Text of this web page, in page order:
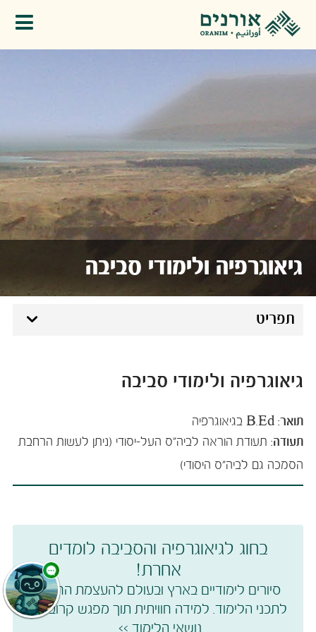
גיאוגרפיה ולימודי סביבה
תפריט
גיאוגרפיה ולימודי סביבה
תואר:B.Ed בגיאוגרפיה
תעודה: תעודת הוראה לביה"ס העל-יסודי (ניתן לעשות הרחבת
הסמכה גם לביה"ס היסודי)​​
בחוג לגיאוגרפיה והסביבה לומדים
אחרת!
סיורים לימודיים בארץ ובעולם להעצמת ה​חיבור
לתכני הלימוד. למידה חוויתית תוך מפגש קרוב עם
נושאי הלימוד >> ​​​​​​​​​​​​​​​